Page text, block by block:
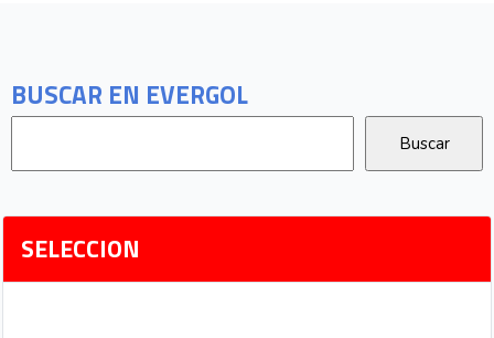
BUSCAR EN EVERGOL
SELECCION